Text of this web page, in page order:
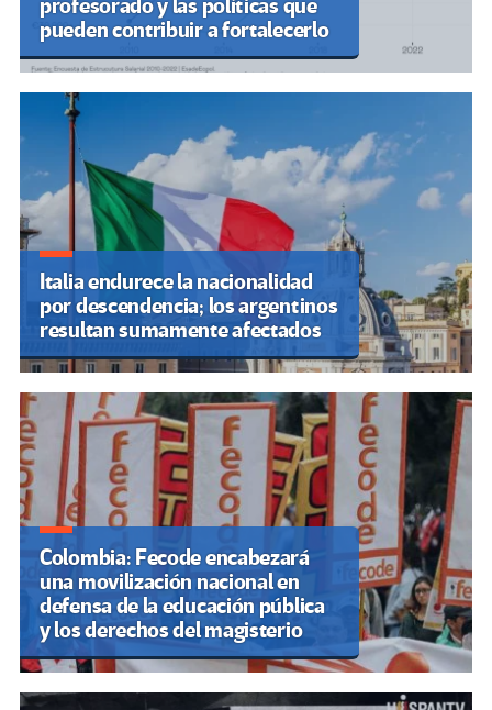
profesorado y las políticas que
pueden contribuir a fortalecerlo
Italia endurece la nacionalidad
por descendencia; los argentinos
resultan sumamente afectados
Colombia: Fecode encabezará
una movilización nacional en
defensa de la educación pública
y los derechos del magisterio